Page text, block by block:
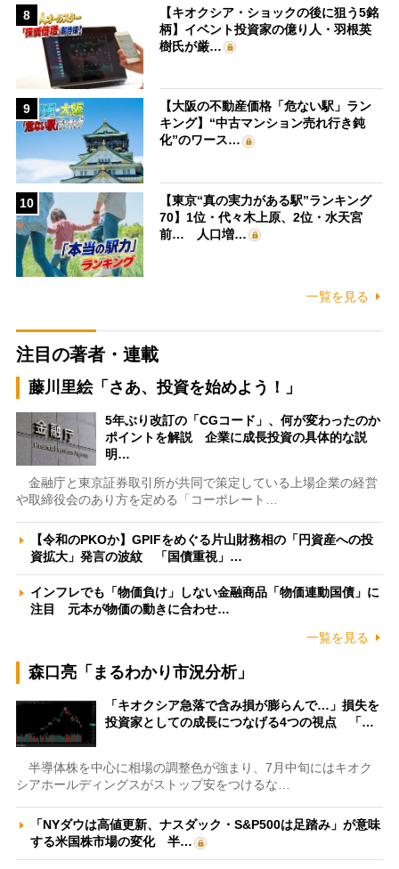
8
【キオクシア・ショックの後に狙う5銘
柄】イベント投資家の億り人・羽根英
樹氏が厳…
9
【大阪の不動産価格「危ない駅」ラン
キング】“中古マンション売れ行き鈍
化”のワース…
10
【東京“真の実力がある駅”ランキング
70】1位・代々木上原、2位・水天宮
前… 人口増…
一覧を見る
注目の著者・連載
藤川里絵「さあ、投資を始めよう！」
5年ぶり改訂の「CGコード」、何が変わったのか
ポイントを解説 企業に成長投資の具体的な説
明…
金融庁と東京証券取引所が共同で策定している上場企業の経営
や取締役会のあり方を定める「コーポレート…
【令和のPKOか】GPIFをめぐる片山財務相の「円資産への投
資拡大」発言の波紋 「国債重視」…
インフレでも「物価負け」しない金融商品「物価連動国債」に
注目 元本が物価の動きに合わせ…
一覧を見る
森口亮「まるわかり市況分析」
「キオクシア急落で含み損が膨らんで…」損失を
投資家としての成長につなげる4つの視点 「…
半導体株を中心に相場の調整色が強まり、7月中旬にはキオク
シアホールディングスがストップ安をつけるな…
「NYダウは高値更新、ナスダック・S&P500は足踏み」が意味
する米国株市場の変化 半…